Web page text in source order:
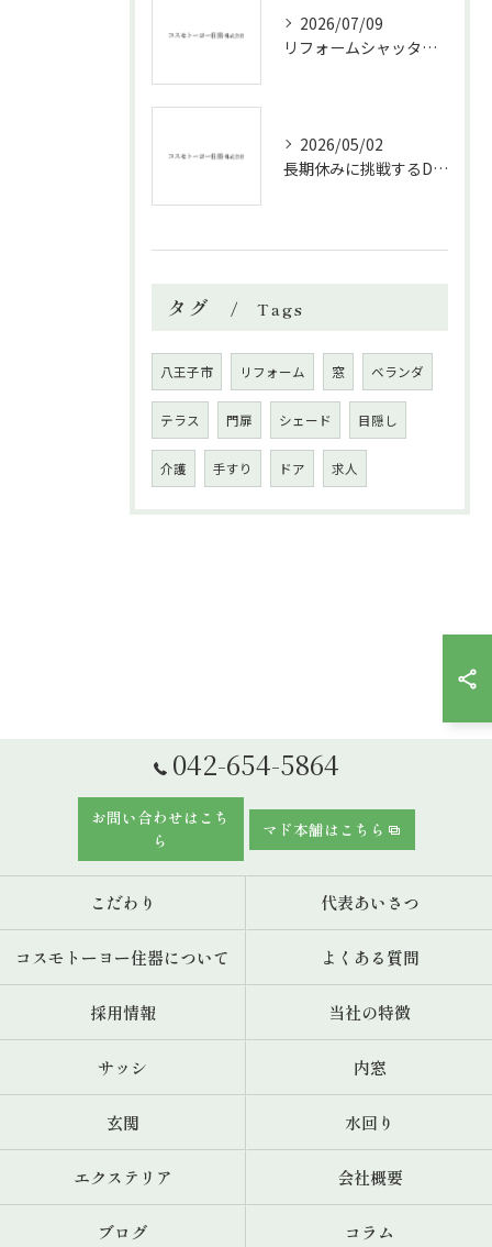
2026/07/09
リフォームシャッターで叶える台風対策の効果的方法
2026/05/02
長期休みに挑戦するDIYリフォームの極意
タグ Tags
八王子市 リフォーム 窓 ベランダ
テラス 門扉 シェード 目隠し
介護 手すり ドア 求人
042-654-5864
お問い合わせはこち
ら
マド本舗はこちら
こだわり 代表あいさつ
コスモトーヨー住器について よくある質問
採用情報 当社の特徴
サッシ 内窓
玄関 水回り
エクステリア 会社概要
ブログ コラム